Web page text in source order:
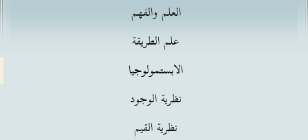
العلم والفهم
علم الطريقة
الابستمولوجيا
نظرية الوجود
نظرية القيم